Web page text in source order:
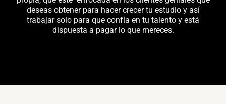
deseas obtener para hacer crecer tu estudio y así
trabajar solo para que confía en tu talento y está
dispuesta a pagar lo que mereces.